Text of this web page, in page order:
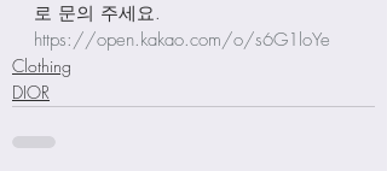
로 문의 주세요.
https://open.kakao.com/o/s6G1loYe
Clothing
DIOR